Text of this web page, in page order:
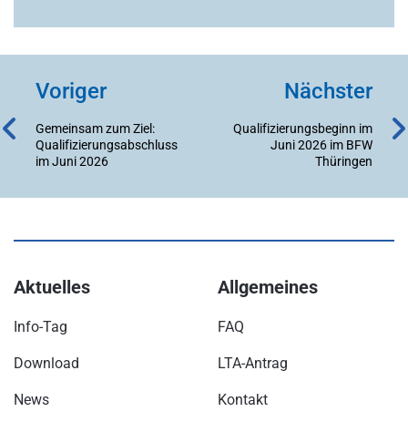
Voriger
Gemeinsam zum Ziel:
Qualifizierungsabschluss
im Juni 2026
Nächster
Qualifizierungsbeginn im
Juni 2026 im BFW
Thüringen
Aktuelles
Info-Tag
Download
News
Allgemeines
FAQ
LTA-Antrag
Kontakt